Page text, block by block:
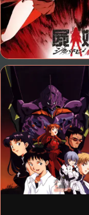
Cuevas
Roberto
إسباني
Zenin Maki